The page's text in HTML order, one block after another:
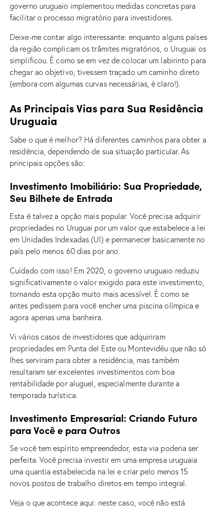
governo uruguaio implementou medidas concretas para
facilitar o processo migratório para investidores.
Deixe-me contar algo interessante: enquanto alguns países
da região complicam os trâmites migratórios, o Uruguai os
simplificou. É como se em vez de colocar um labirinto para
chegar ao objetivo, tivessem traçado um caminho direto
(embora com algumas curvas necessárias, é claro!).
As Principais Vias para Sua Residência
Uruguaia
Sabe o que é melhor? Há diferentes caminhos para obter a
residência, dependendo de sua situação particular. As
principais opções são:
Investimento Imobiliário: Sua Propriedade,
Seu Bilhete de Entrada
Esta é talvez a opção mais popular. Você precisa adquirir
propriedades no Uruguai por um valor que estabelece a lei
em Unidades Indexadas (UI) e permanecer basicamente no
país pelo menos 60 dias por ano.
Cuidado com isso! Em 2020, o governo uruguaio reduziu
significativamente o valor exigido para este investimento,
tornando esta opção muito mais acessível. É como se
antes pedissem para você encher uma piscina olímpica e
agora apenas uma banheira.
Vi vários casos de investidores que adquiriram
propriedades em Punta del Este ou Montevidéu que não só
lhes serviram para obter a residência, mas também
resultaram ser excelentes investimentos com boa
rentabilidade por aluguel, especialmente durante a
temporada turística.
Investimento Empresarial: Criando Futuro
para Você e para Outros
Se você tem espírito empreendedor, esta via poderia ser
perfeita. Você precisa investir em uma empresa uruguaia
uma quantia estabelecida na lei e criar pelo menos 15
novos postos de trabalho diretos em tempo integral.
Veja o que acontece aqui: neste caso, você não está